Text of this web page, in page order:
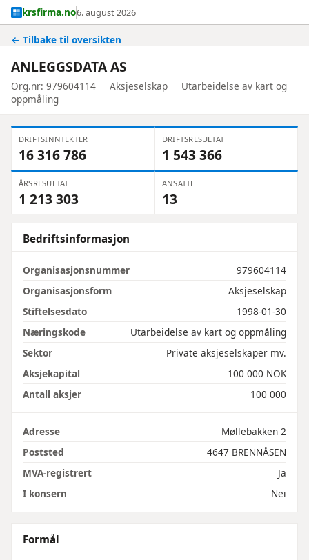
krsfirma.no6. august 2026
← Tilbake til oversikten
ANLEGGSDATA AS
Org.nr: 979604114 Aksjeselskap
Utarbeidelse av kart og
oppmåling
DRIFTSINNTEKTER
16 316 786
DRIFTSRESULTAT
1 543 366
ÅRSRESULTAT
1 213 303
ANSATTE
13
Bedriftsinformasjon
Organisasjonsnummer
979604114
Organisasjonsform
Aksjeselskap
Stiftelsesdato
1998-01-30
Næringskode
Utarbeidelse av kart og oppmåling
Sektor
Private aksjeselskaper mv.
Aksjekapital
100 000 NOK
Antall aksjer
100 000
Adresse
Møllebakken 2
Poststed
4647 BRENNÅSEN
MVA-registrert
Ja
I konsern
Nei
Formål